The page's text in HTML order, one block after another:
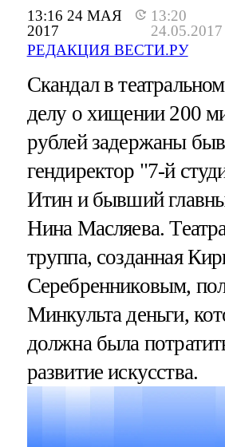
13:16 24 МАЯ
2017
13:20
24.05.2017
РЕДАКЦИЯ ВЕСТИ.РУ
Скандал в
делу о хищении 200
рублей задержаны
гендиректор "7-й
Итин и бывший
Нина Масляева.
труппа, созданная
Серебренниковым,
Минкульта деньги,
должна была
развитие искусства.